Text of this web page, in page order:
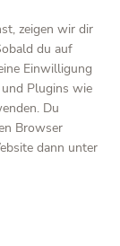
zeigen wir dir
du auf
Einwilligung
Plugins wie
Du
Browser
dann unter